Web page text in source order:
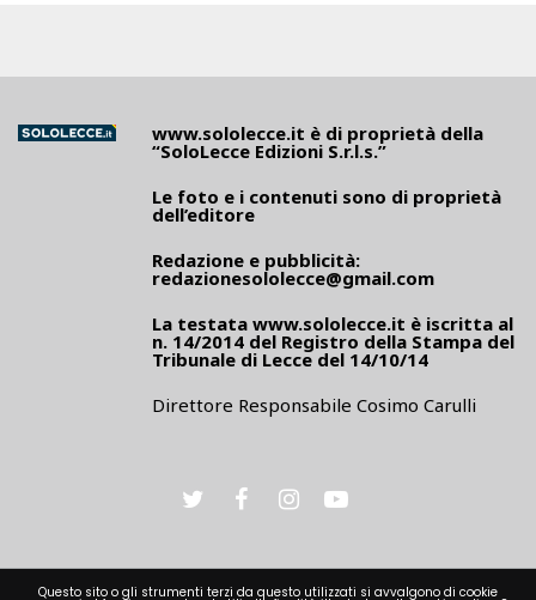
www.sololecce.it è di proprietà della
“SoloLecce Edizioni S.r.l.s.”
Le foto e i contenuti sono di proprietà
dell’editore
Redazione e pubblicità:
redazionesololecce@gmail.com
La testata www.sololecce.it è iscritta al
n. 14/2014 del Registro della Stampa del
Tribunale di Lecce del 14/10/14
Direttore Responsabile Cosimo Carulli
Questo sito o gli strumenti terzi da questo utilizzati si avvalgono di cookie